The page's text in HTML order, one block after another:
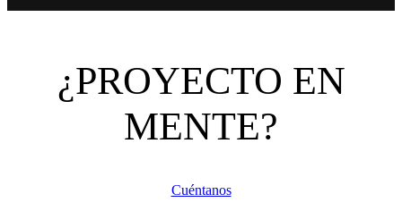
¿PROYECTO EN
MENTE?
Cuéntanos